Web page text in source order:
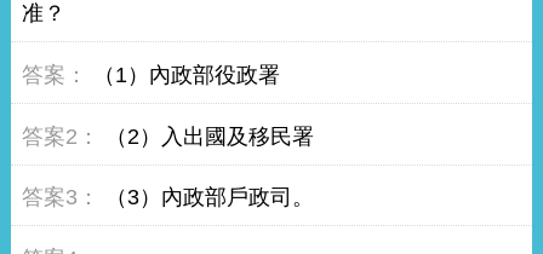
准？
（1）內政部役政署
（2）入出國及移民署
（3）內政部戶政司。